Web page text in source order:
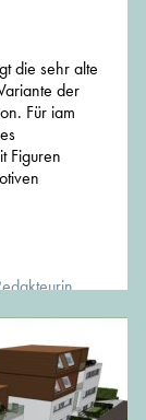
die sehr alte
der
Für iam
Figuren